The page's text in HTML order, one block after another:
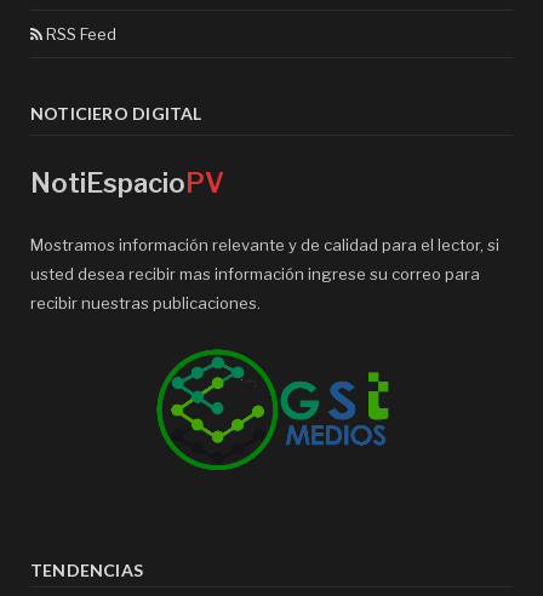
RSS Feed
NOTICIERO DIGITAL
NotiEspacioPV
Mostramos información relevante y de calidad para el lector, si
usted desea recibir mas información ingrese su correo para
recibir nuestras publicaciones.
TENDENCIAS